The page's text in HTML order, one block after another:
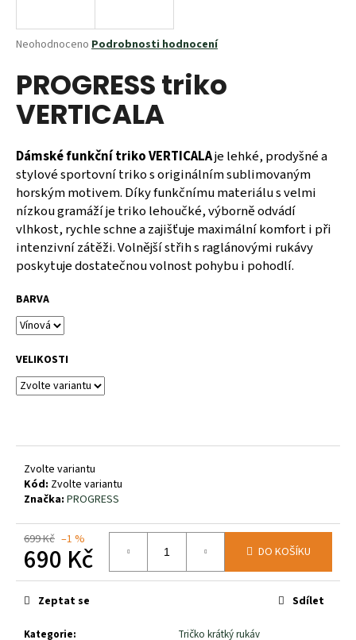
Průměrné
produktu
je
0,0
z
hvězdiček.
Neohodnoceno Podrobnosti hodnocení
PROGRESS triko
VERTICALA
Dámské funkční triko VERTICALAje lehké, prodyšné a
stylové sportovní triko s originálním sublimovaným
horským motivem. Díky funkčnímu materiálu s velmi
nízkou gramáží je triko lehoučké, výborně odvádí
vlhkost, rychle schne a zajišťuje maximální komfort i při
intenzivní zátěži. Volnější střih s raglánovými rukávy
poskytuje dostatečnou volnost pohybu i pohodlí.
BARVA
VELIKOSTI
Zvolte variantu
Kód: Zvolte variantu
Značka: PROGRESS
699 Kč –1 %
690 Kč
Měrná
cena:
DO KOŠÍKU
Kategorie:
Tričko krátký rukáv
Zeptat se Sdílet
j
t
?
HLEDAT
D
o
o
r
u
č
u
j
e
SALOMON
PIONEER
MID
GTX
770